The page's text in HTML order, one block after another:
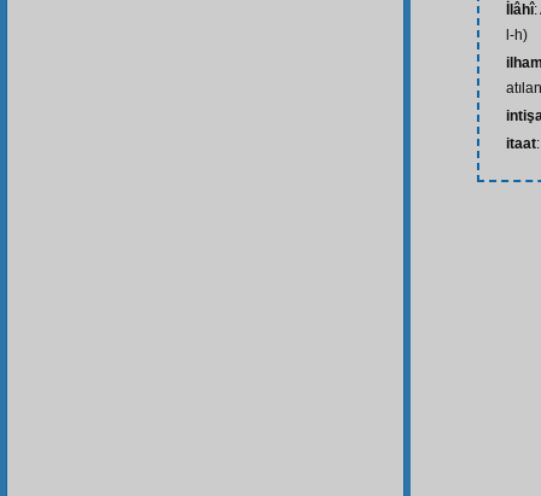
İlâhî:
l-h)
itaat